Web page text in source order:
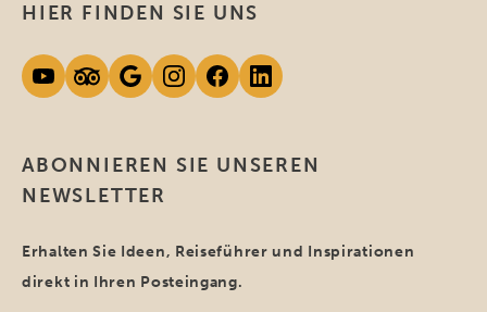
ABONNIEREN SIE UNSEREN
NEWSLETTER
Erhalten Sie Ideen, Reiseführer und Inspirationen
direkt in Ihren Posteingang.
HIER FINDEN SIE UNS